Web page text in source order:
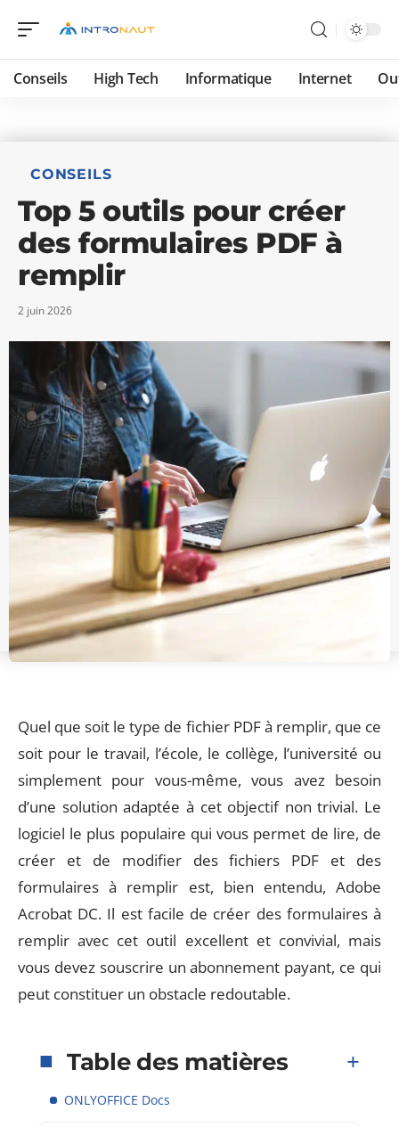
Conseils High Tech Informatique Internet
CONSEILS
Top 5 outils pour créer
des formulaires PDF à
remplir
2 juin 2026
Quel que soit le type de fichier PDF à remplir, que ce
soit pour le travail, l’école, le collège, l’université ou
simplement pour vous-même, vous avez besoin
d’une solution adaptée à cet objectif non trivial. Le
logiciel le plus populaire qui vous permet de lire, de
créer et de modifier des fichiers PDF et des
formulaires à remplir est, bien entendu, Adobe
Acrobat DC. Il est facile de créer des formulaires à
remplir avec cet outil excellent et convivial, mais
vous devez souscrire un abonnement payant, ce qui
peut constituer un obstacle redoutable.
Table des matières
ONLYOFFICE Docs